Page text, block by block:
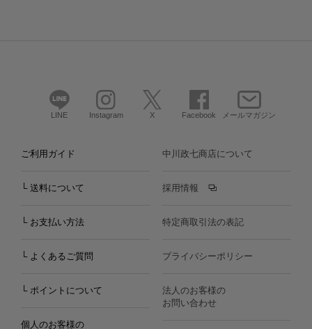
LINE Instagram X Facebook メールマガジン
ご利用ガイド
└ 送料について
└ お支払い方法
└ よくあるご質問
└ ポイントについて
個人のお客様の
中川政七商店について
採用情報
特定商取引法の表記
プライバシーポリシー
法人のお客様の
お問い合わせ